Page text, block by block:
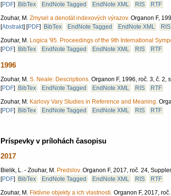
[PDF] BibTex EndNote Tagged EndNote XML RIS
RTF
Zouhar, M. Zmysel a denotát indexových výrazov. Organon F,
[Abstrakt] [PDF] BibTex EndNote Tagged EndNote XML RIS
Zouhar, M. Logica '95. Proceedings of the 9th International
[PDF] BibTex EndNote Tagged EndNote XML RIS RTF
1996
Zouhar, M. S. Neale: Descriptions. Organon F, 1996, roč. 3, č. 2,
[PDF] BibTex EndNote Tagged EndNote XML RIS
RTF
Zouhar, M. Karlovy Vary Studies in Reference and Meaning.
[PDF] BibTex EndNote Tagged EndNote XML RIS RTF
Príspevky v prílohách časopisu
2017
Bielik, L. - Zouhar, M. Predslov. Organon F, 2017, roč. 24,
[PDF] BibTex EndNote Tagged EndNote XML RIS
RTF
Zouhar, M. Fiktívne objekty a ich vlastnosti. Organon F, 2017,